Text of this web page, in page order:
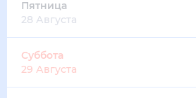
Пятница
28 Августа
Суббота
29 Августа